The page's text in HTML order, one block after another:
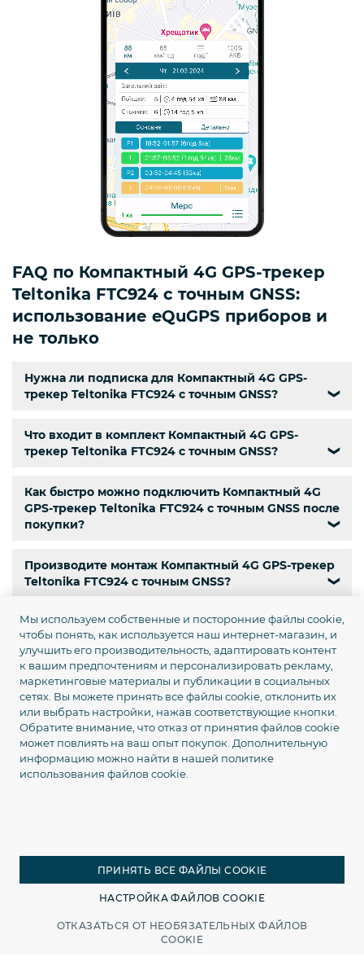
2448грн
Купить
FAQ по Компактный 4G GPS-трекер
Teltonika FTC924 с точным GNSS:
использование eQuGPS приборов и
не только
Нужна ли подписка для Компактный 4G GPS-
трекер Teltonika FTC924 с точным GNSS?
❯
Что входит в комплект Компактный 4G GPS-
трекер Teltonika FTC924 с точным GNSS?
❯
Как быстро можно подключить Компактный 4G
GPS-трекер Teltonika FTC924 с точным GNSS после
покупки?
❯
Производите монтаж Компактный 4G GPS-трекер
Teltonika FTC924 с точным GNSS?
❯
Сколько стоит доставка по Украине? ❯
Есть ли самовывоз Компактный 4G GPS-трекер
Teltonika FTC924 с точным GNSS?
❯
Есть ли курьерская доставка по Киеву?
Какая гарантия на Компактный 4G GPS-трекер
Teltonika FTC924 с точным GNSS?
Мы используем собственные и посторонние файлы cookie,
чтобы понять, как используется наш интернет-магазин, и
улучшить его производительность, адаптировать контент
к вашим предпочтениям и персонализировать рекламу,
маркетинговые материалы и публикации в социальных
сетях. Вы можете принять все файлы cookie, отклонить их
или выбрать настройки, нажав соответствующие кнопки.
Обратите внимание, что отказ от принятия файлов cookie
может повлиять на ваш опыт покупок. Дополнительную
информацию можно найти в нашей политике
использования файлов cookie.
ПРИНЯТЬ ВСЕ ФАЙЛЫ COOKIE
НАСТРОЙКА ФАЙЛОВ COOKIE
ОТКАЗАТЬСЯ ОТ НЕОБЯЗАТЕЛЬНЫХ ФАЙЛОВ
COOKIE